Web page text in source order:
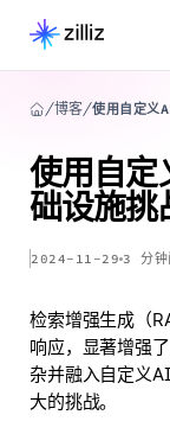
博客 使用自定义
使用自定
础设施挑
2024-11-29 3 分
检索增强生成（
响应，显著增强
杂并融入自定义
大的挑战。